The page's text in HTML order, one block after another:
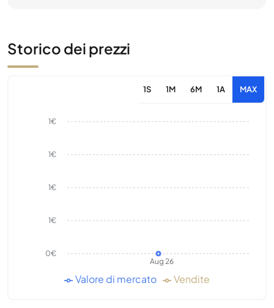
Storico dei prezzi
1S 1M 6M 1A MAX
Aug 26
0€
1€
1€
1€
1€
Valore di mercato Vendite